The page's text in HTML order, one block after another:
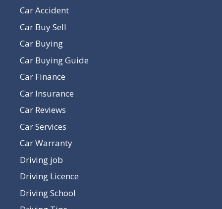
Car Accident
Car Buy Sell
Car Buying
Car Buying Guide
Car Finance
Car Insurance
Car Reviews
Car Services
Car Warranty
Driving job
Driving Licence
Driving School